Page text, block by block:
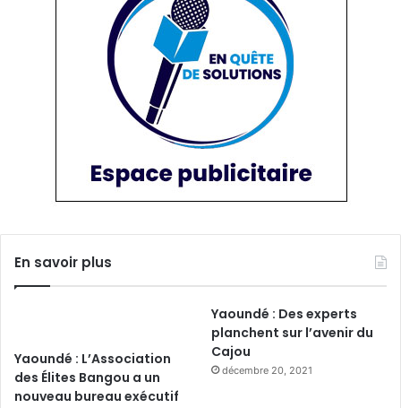
En savoir plus
Yaoundé : L’Association
des Élites Bangou a un
nouveau bureau exécutif
Yaoundé : Des experts
planchent sur l’avenir du
Cajou
décembre 20, 2021